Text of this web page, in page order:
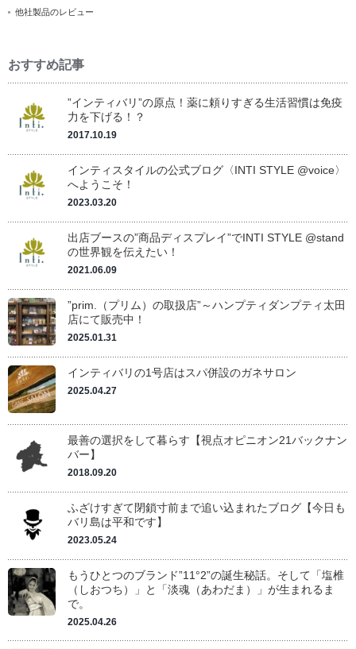
他社製品のレビュー
おすすめ記事
”インティバリ”の原点！薬に頼りすぎる生活習慣は免疫
力を下げる！？
2017.10.19
インティスタイルの公式ブログ〈INTI STYLE @voice〉
へようこそ！
2023.03.20
出店ブースの”商品ディスプレイ”でINTI STYLE @stand
の世界観を伝えたい！
2021.06.09
”prim.（プリム）の取扱店”～ハンプティダンプティ太田
店にて販売中！
2025.01.31
インティバリの1号店はスパ併設のガネサロン
2025.04.27
最善の選択をして暮らす【視点オピニオン21バックナン
バー】
2018.09.20
ふざけすぎて閉鎖寸前まで追い込まれたブログ【今日も
バリ島は平和です】
2023.05.24
もうひとつのブランド”11°2”の誕生秘話。そして「塩椎
（しおつち）」と「淡魂（あわだま）」が生まれるま
で。
2025.04.26